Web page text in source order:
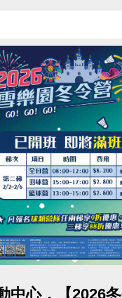
】
2/21(六)初五 營業時
恢復正常營業時間~
2639066 #115、116
zh_TW/
國民運動中心
中心，【2026